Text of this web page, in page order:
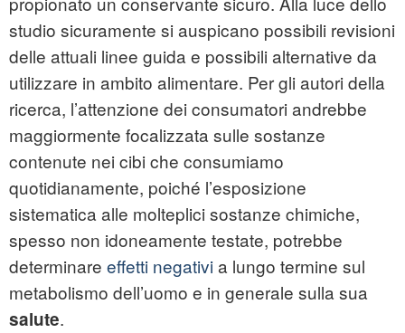
studio sicuramente si auspicano possibili revisioni
delle attuali linee guida e possibili alternative da
utilizzare in ambito alimentare. Per gli autori della
ricerca, l’attenzione dei consumatori andrebbe
maggiormente focalizzata sulle sostanze
contenute nei cibi che consumiamo
quotidianamente, poiché l’esposizione
sistematica alle molteplici sostanze chimiche,
spesso non idoneamente testate, potrebbe
determinare effetti negativia lungo termine sul
metabolismo dell’uomo e in generale sulla sua
salute.